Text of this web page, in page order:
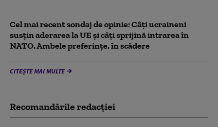
Cel mai recent sondaj de opinie: Câți ucraineni
susțin aderarea la UE și câți sprijină intrarea în
NATO. Ambele preferințe, în scădere
CITEȘTE MAI MULTE
Recomandările redacţiei